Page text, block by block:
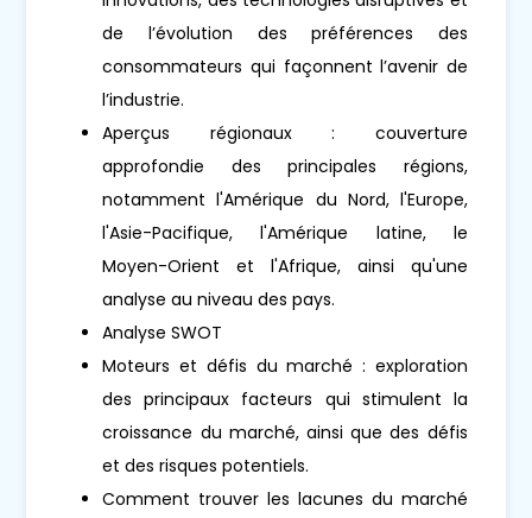
de l’évolution des préférences des
consommateurs qui façonnent l’avenir de
l’industrie.
Aperçus régionaux : couverture
approfondie des principales régions,
notamment l'Amérique du Nord, l'Europe,
l'Asie-Pacifique, l'Amérique latine, le
Moyen-Orient et l'Afrique, ainsi qu'une
analyse au niveau des pays.
Analyse SWOT
Moteurs et défis du marché : exploration
des principaux facteurs qui stimulent la
croissance du marché, ainsi que des défis
et des risques potentiels.
Comment trouver les lacunes du marché